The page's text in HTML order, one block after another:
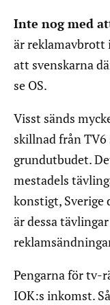
Inte nog med
är reklamavbrott
att svenskarna
se OS.
Visst sänds
skillnad från
grundutbudet.
mestadels
konstigt,
är dessa
Pengarna för tv-
IOK:s inkomst.